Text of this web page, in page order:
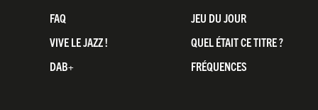
FAQ
JEU DU JOUR
VIVE LE JAZZ !
QUEL ÉTAIT CE TITRE ?
DAB+
FRÉQUENCES